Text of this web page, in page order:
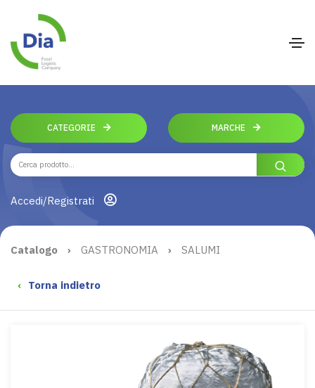
CATEGORIE MARCHE
Accedi/Registrati
Catalogo › GASTRONOMIA › SALUMI
‹ Torna indietro